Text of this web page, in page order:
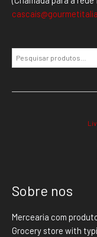
Sobre nos
Mercearia com
Grocery store with